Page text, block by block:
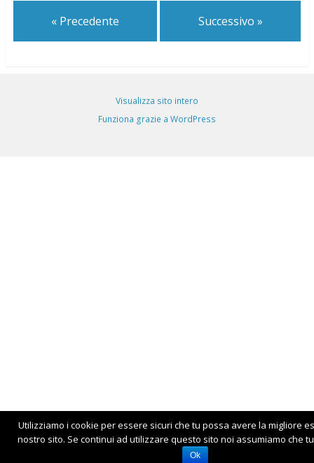
« Precedente Successivo »
Visualizza sito intero
Funziona grazie a WordPress
Utilizziamo i cookie per essere sicuri che tu possa avere la migliore
nostro sito. Se continui ad utilizzare questo sito noi assumiamo che
Ok